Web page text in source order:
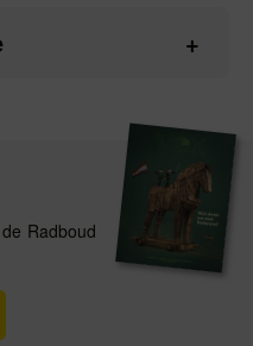
Radboud